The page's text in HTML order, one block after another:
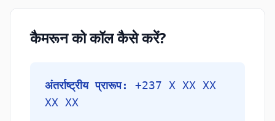
कैमरून को कॉल कैसे करें?
अंतर्राष्ट्रीय प्रारूप:
+237 X XX XX
XX XX